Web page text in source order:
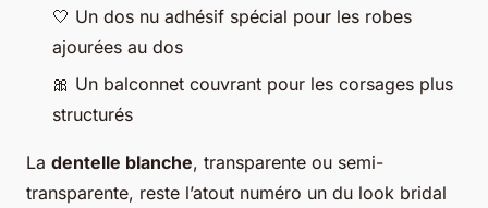
🤍 Un dos nu adhésif spécial pour les robes
ajourées au dos
🎀 Un balconnet couvrant pour les corsages plus
structurés
La dentelle blanche, transparente ou semi-
transparente, reste l’atout numéro un du look bridal